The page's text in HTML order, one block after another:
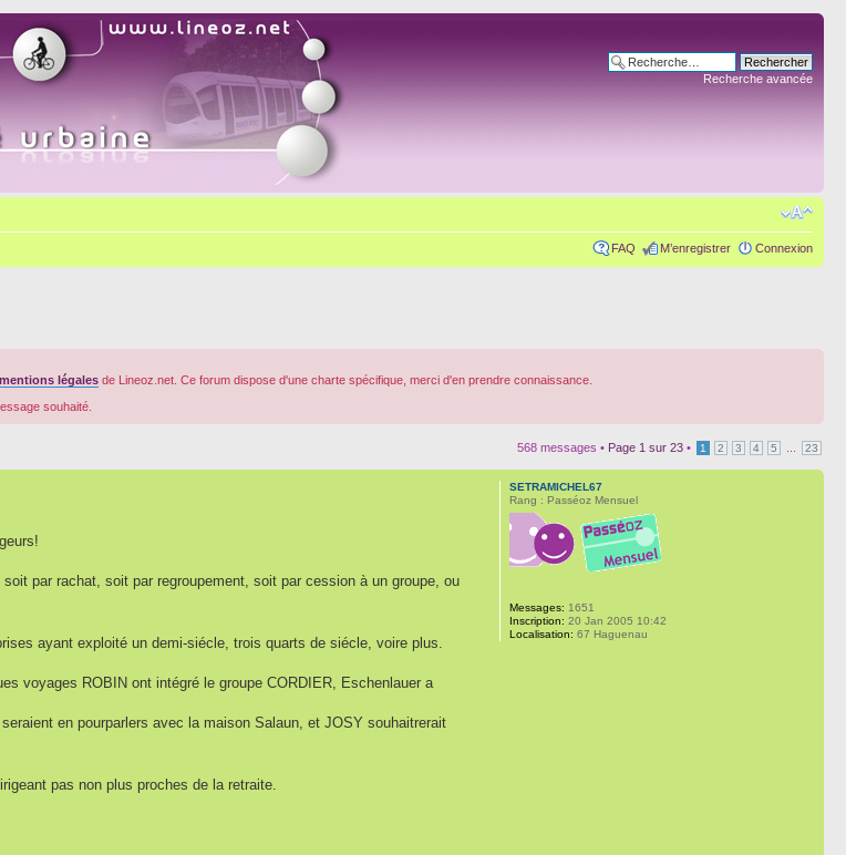
Recherche avancée
FAQ M’enregistrer Connexion
légales de Lineoz.net. Ce forum dispose d'une charte spécifique, merci d'en prendre connaissance.
souhaité.
568 messages • Page 1 sur 23 • 1 2 3 4 5 23
par rachat, soit par regroupement, soit par cession à un groupe, ou
ayant exploité un demi-siécle, trois quarts de siécle, voire plus.
voyages ROBIN ont intégré le groupe CORDIER, Eschenlauer a
en pourparlers avec la maison Salaun, et JOSY souhaitrerait
pas non plus proches de la retraite.
SETRAMICHEL67
Rang : Passéoz Mensuel
Messages: 1651
Inscription: 20 Jan 2005 10:42
Localisation: 67 Haguenau